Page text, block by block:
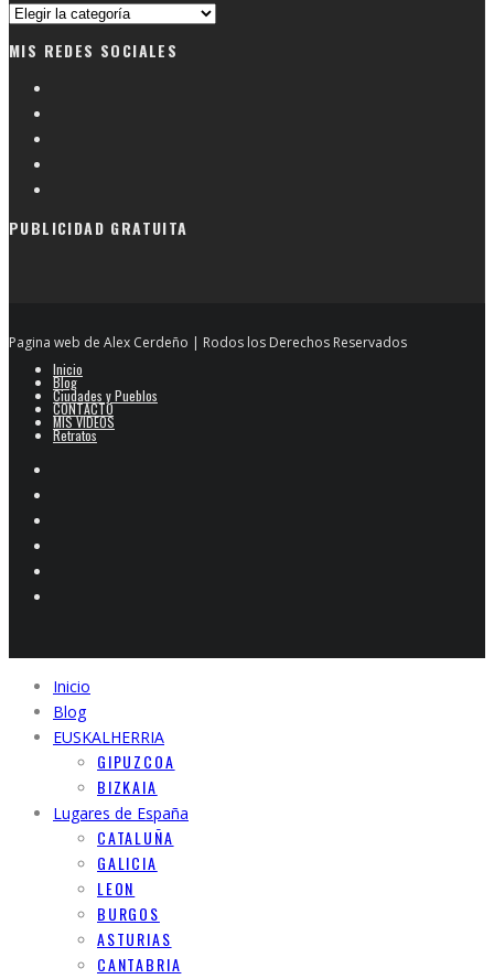
Busqueda
categorias
MIS REDES SOCIALES
PUBLICIDAD GRATUITA
Pagina web de Alex Cerdeño | Rodos los Derechos Reservados
Inicio
Blog
Ciudades y Pueblos
CONTACTO
MIS VIDEOS
Retratos
Inicio
Blog
EUSKALHERRIA
GIPUZCOA
BIZKAIA
Lugares de España
CATALUÑA
GALICIA
LEON
BURGOS
ASTURIAS
CANTABRIA